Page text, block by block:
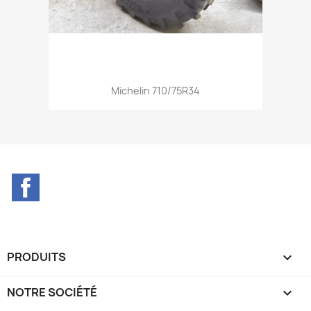
Aperçu rapide
Michelin 710/75R34
PRODUITS 
NOTRE SOCIÉTÉ 